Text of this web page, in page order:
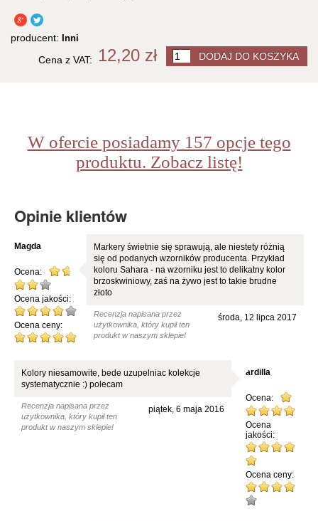
producent: Inni
12,20 zł
Cena z VAT:
W ofercie posiadamy 157 opcje tego
produktu. Zobacz listę!
Opinie klientów
Magda
Ocena:
Ocena jakości:
Ocena ceny:
Markery świetnie się sprawują, ale niestety różnią
się od podanych wzorników producenta. Przykład
koloru Sahara - na wzorniku jest to delikatny kolor
brzoskwiniowy, zaś na żywo jest to takie brudne
złoto
środa, 12 lipca 2017
Recenzja napisana przez
użytkownika, który kupił ten
produkt w naszym sklepie!
ardilla
Ocena:
Ocena
jakości:
Ocena ceny:
Kolory niesamowite, bede uzupelniac kolekcje
systematycznie :) polecam
piątek, 6 maja 2016
Recenzja napisana przez
użytkownika, który kupił ten
produkt w naszym sklepie!